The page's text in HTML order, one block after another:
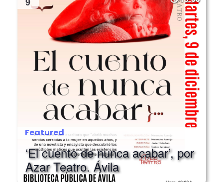
Featured
‘El cuento de nunca acabar’, por
Azar Teatro. Ávila